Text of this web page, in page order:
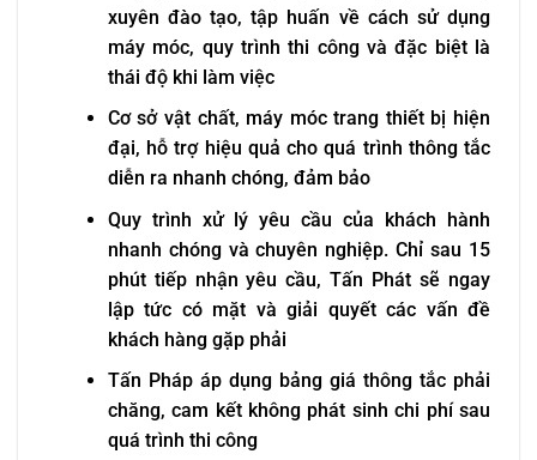
xuyên đào tạo, tập huấn về cách sử dụng
máy móc, quy trình thi công và đặc biệt là
thái độ khi làm việc
Cơ sở vật chất, máy móc trang thiết bị hiện
đại, hỗ trợ hiệu quả cho quá trình thông tắc
diễn ra nhanh chóng, đảm bảo
Quy trình xử lý yêu cầu của khách hành
nhanh chóng và chuyên nghiệp. Chỉ sau 15
phút tiếp nhận yêu cầu, Tấn Phát sẽ ngay
lập tức có mặt và giải quyết các vấn đề
khách hàng gặp phải
Tấn Pháp áp dụng bảng giá thông tắc phải
chăng, cam kết không phát sinh chi phí sau
quá trình thi công